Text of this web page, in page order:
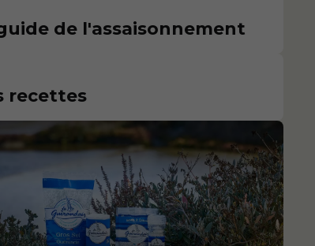
de l'assaisonnement
recettes